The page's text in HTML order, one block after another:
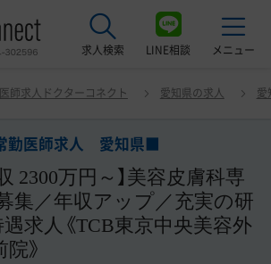
求人検索 LINE相談 メニュー
学ご希望の方はこちら
トの強み
師求人ドクターコネクト 愛知県の求人 愛
医師求人 愛知県■
2300万円～】美容皮膚科専
集／年収アップ／充実の研
求人《TCB東京中央美容外
》
常勤医師求人 愛知県■ 【名古屋／年収
容皮膚科専任・常勤医師募集／年収アップ
リニック見学、面接の対策必須！ 徹底フォ